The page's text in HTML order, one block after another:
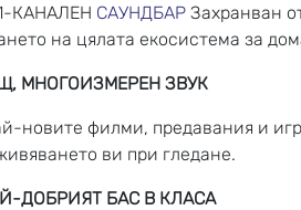
КАНАЛЕН САУНДБАР Захранван
на цялата екосистема за
МНОГОИЗМЕРЕН ЗВУК
новите филми, предавания и
ви при гледане.
ДОБРИЯТ БАС В КЛАСА